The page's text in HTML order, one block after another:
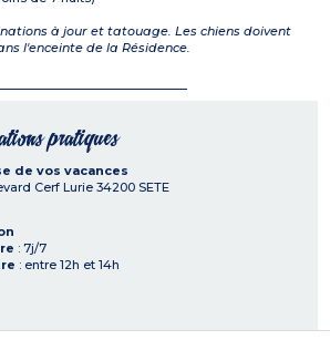
à jour et tatouage. Les chiens doivent
l'enceinte de la Résidence.
pratiques
de vos vacances
Cerf Lurie 34200 SETE
: 7j/7
: entre 12h et 14h